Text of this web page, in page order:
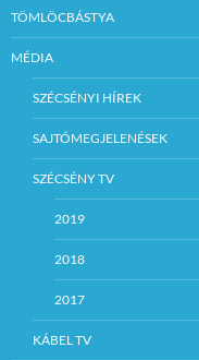
TÖMLÖCBÁSTYA
MÉDIA
SZÉCSÉNYI HÍREK
SAJTÓMEGJELENÉSEK
SZÉCSÉNY TV
2019
2018
2017
KÁBEL TV